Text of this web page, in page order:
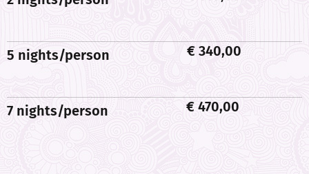
5 nights/person € 340,00
7 nights/person € 470,00